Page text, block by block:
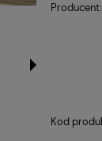
Producent:
Kod